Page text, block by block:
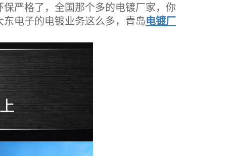
严格了，全国那个多的电镀厂家，你
电子的电镀业务这么多，青岛电镀厂